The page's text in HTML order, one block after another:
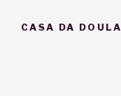
quer
CASA DA DOULA